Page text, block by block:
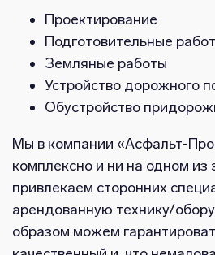
Проектирование
Подготовительные
Земляные работы
Устройство дорожного
Обустройство
Мы в компании «Асфальт-
комплексно и ни на одном из
привлекаем сторонних
арендованную технику/
образом можем